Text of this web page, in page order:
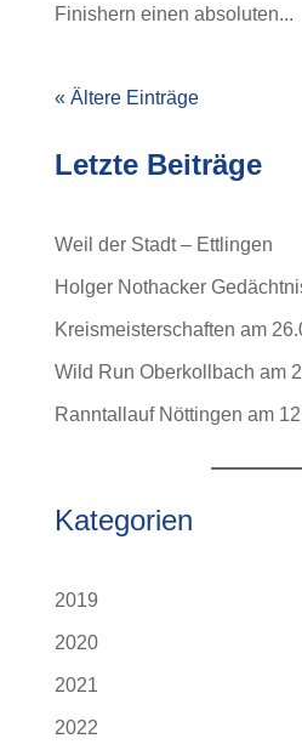
Finishern einen absoluten...
« Ältere Einträge
Letzte Beiträge
Weil der Stadt – Ettlingen
Holger Nothacker
Kreismeisterschaften am
Wild Run Oberkollbach am
Ranntallauf Nöttingen am
Kategorien
2019
2020
2021
2022